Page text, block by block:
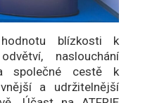
blízkosti k
naslouchání
společné cestě k
a udržitelnější